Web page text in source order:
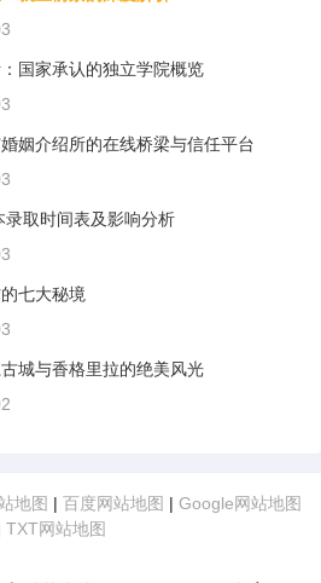
国家承认的独立学院概览
姻介绍所的在线桥梁与信任平台
取时间表及影响分析
七大秘境
城与香格里拉的绝美风光
地图 | 百度网站地图 | Google网站地图
TXT网站地图